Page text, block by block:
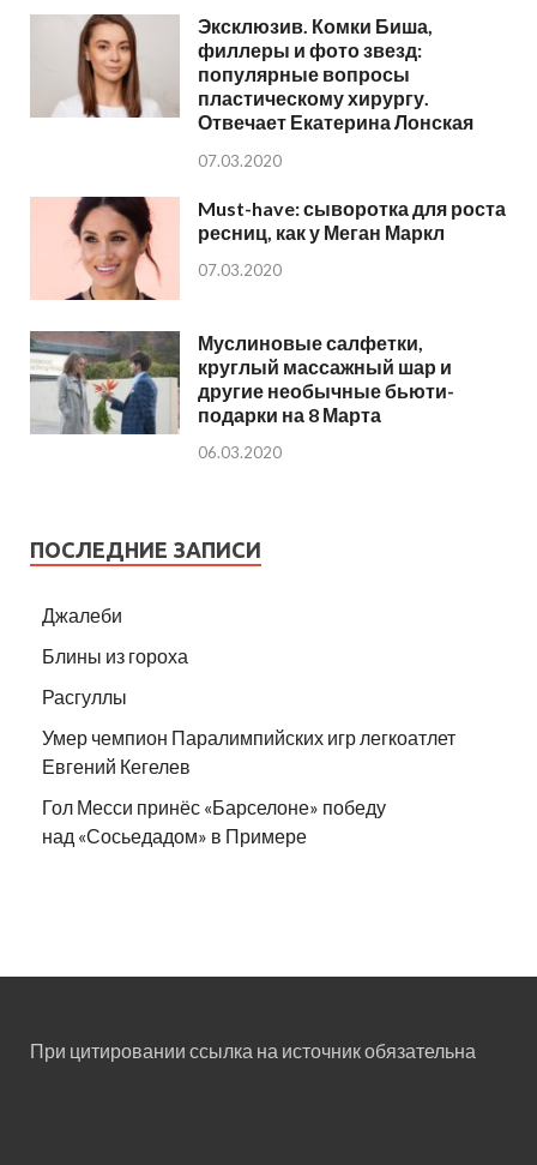
Эксклюзив. Комки Биша,
филлеры и фото звезд:
популярные вопросы
пластическому хирургу.
Отвечает Екатерина Лонская
07.03.2020
Must-have: сыворотка для роста
ресниц, как у Меган Маркл
07.03.2020
Муслиновые салфетки,
круглый массажный шар и
другие необычные бьюти-
подарки на 8 Марта
06.03.2020
ПОСЛЕДНИЕ ЗАПИСИ
Джалеби
Блины из гороха
Расгуллы
Умер чемпион Паралимпийских игр легкоатлет
Евгений Кегелев
Гол Месси принёс «Барселоне» победу
над «Сосьедадом» в Примере
При цитировании ссылка на источник обязательна